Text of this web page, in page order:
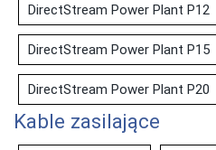
DirectStream Power Plant P12
DirectStream Power Plant P15
DirectStream Power Plant P20
Kable zasilające